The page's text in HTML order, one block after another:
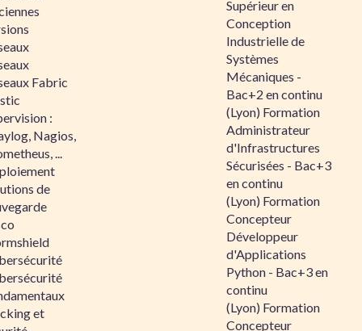
Fabric
:
Nagios,
...
de
et
Supérieur en
Conception
Industrielle de
Systèmes
Mécaniques -
Bac+2 en continu
(Lyon) Formation
Administrateur
d'Infrastructures
Sécurisées - Bac+3
en continu
(Lyon) Formation
Concepteur
Développeur
d'Applications
Python - Bac+3 en
continu
(Lyon) Formation
Concepteur